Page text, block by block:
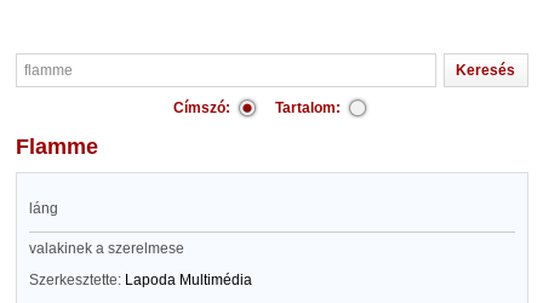
Címszó: Tartalom:
flamme
láng
valakinek a szerelmese
Szerkesztette: Lapoda Multimédia